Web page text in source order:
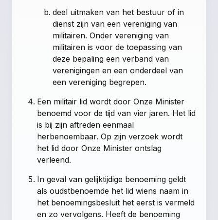
deel uitmaken van het bestuur of in
dienst zijn van een vereniging van
militairen. Onder vereniging van
militairen is voor de toepassing van
deze bepaling een verband van
verenigingen en een onderdeel van
een vereniging begrepen.
Een militair lid wordt door Onze Minister
benoemd voor de tijd van vier jaren. Het lid
is bij zijn aftreden eenmaal
herbenoembaar. Op zijn verzoek wordt
het lid door Onze Minister ontslag
verleend.
In geval van gelijktijdige benoeming geldt
als oudstbenoemde het lid wiens naam in
het benoemingsbesluit het eerst is vermeld
en zo vervolgens. Heeft de benoeming